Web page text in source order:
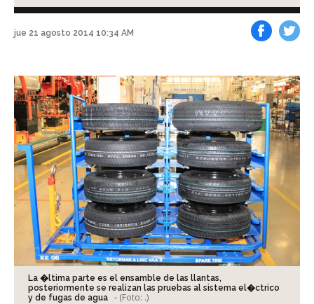
jue 21 agosto 2014 10:34 AM
La �ltima parte es el ensamble de las llantas,
posteriormente se realizan las pruebas al sistema el�ctrico
y de fugas de agua
- (Foto: .)